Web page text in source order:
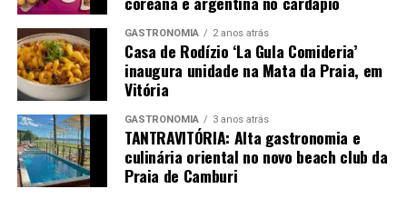
Vitória)
Acesso:Gratuito para o circuito gastronômico e de
lazer. Os ingressos para o circuito completo de
arquitetura e decoração estão disponíveis na plataforma
oficialappcasacor.com.br
GASTRONOMIA 2 anos atrás
Casa de Rodízio ‘La Gula Comideria’
inaugura unidade na Mata da Praia, em
Vitória
GASTRONOMIA 3 anos atrás
TANTRAVITÓRIA: Alta gastronomia e
culinária oriental no novo beach club da
Praia de Camburi